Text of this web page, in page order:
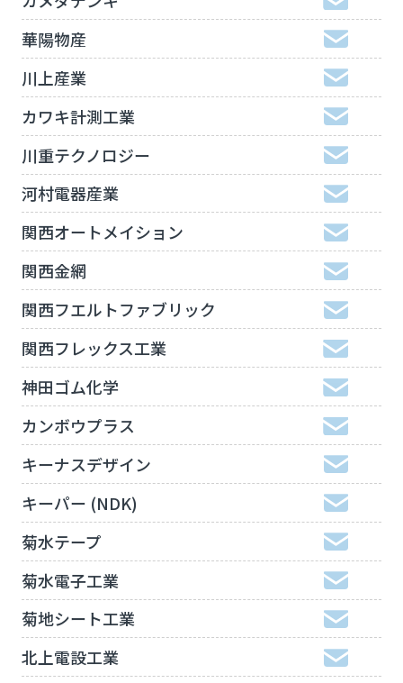
華陽物産
川上産業
カワキ計測工業
川重テクノロジー
河村電器産業
関西オートメイション
関西金網
関西フエルトファブリック
関西フレックス工業
神田ゴム化学
カンボウプラス
キーナスデザイン
キーパー (NDK)
菊水テープ
菊水電子工業
菊地シート工業
北上電設工業